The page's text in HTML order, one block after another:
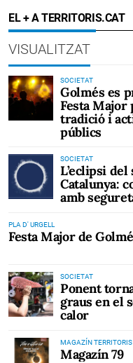
EL + A TERRITORIS.CAT
VISUALITZAT
SOCIETAT
Golmés es
Festa Major
tradició i
públics
SOCIETAT
L’eclipsi del
Catalunya:
amb
PLA D' URGELL
Festa Major de
SOCIETAT
Ponent
graus en el
calor
MAGAZÍN TERRITORIS
Magazín 79